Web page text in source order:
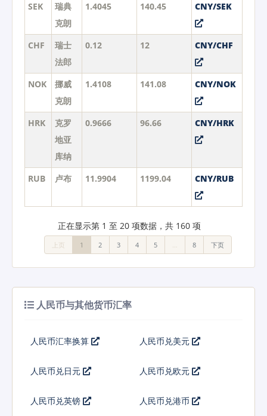
SEK
瑞典
克朗
1.4045 140.45 CNY/SEK
CHF
瑞士
法郎
0.12 12 CNY/CHF
NOK
挪威
克朗
1.4108 141.08 CNY/NOK
HRK
克罗
地亚
库纳
0.9666 96.66 CNY/HRK
RUB 卢布 11.9904 1199.04 CNY/RUB
正在显示第 1 至 20 项数据，共 160 项
上页 1 2 3 4 5 … 8 下页
人民币与其他货币汇率
人民币汇率换算 人民币兑美元
人民币兑日元 人民币兑欧元
人民币兑英镑 人民币兑港币